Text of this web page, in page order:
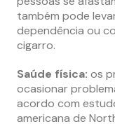
também pode
dependência ou
cigarro.
Saúde física: os
ocasionar
acordo com
americana de